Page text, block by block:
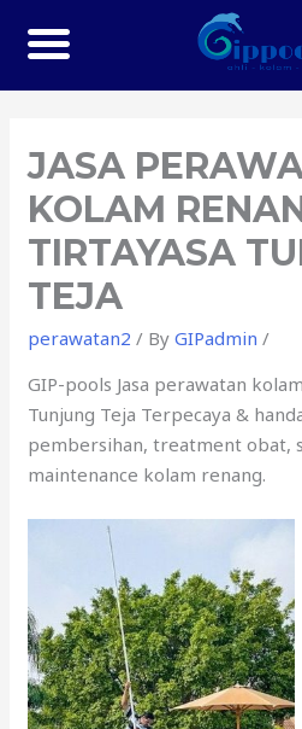
JASA
KOLAM
TIRTAYASA
TEJA
perawatan2 / ByGIPadmin /
GIP-pools Jasa perawatan
Tunjung Teja Terpecaya &
pembersihan, treatment obat,
maintenance kolam renang.